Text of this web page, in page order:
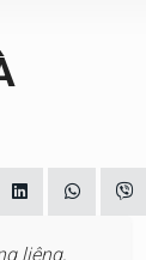
liêng,